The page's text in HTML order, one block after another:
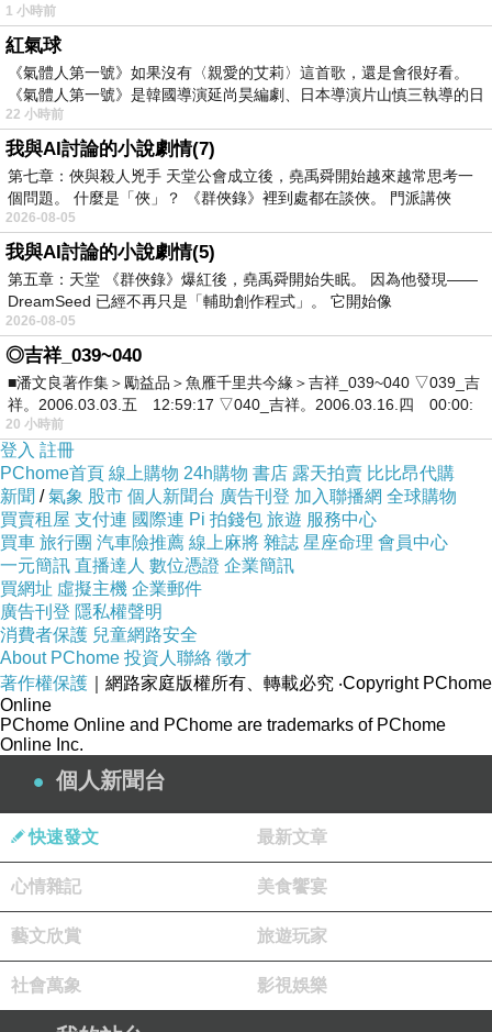
為娘有些意外，還記得去年報完名沒多久這孩兒就加入了
弦樂團，母女整天在練琴不練琴間拉扯，壓根沒時間寫練
習題，考出來的結果當然僅僅差強人意；本以為有了去年
的挫折經歷，今年這位小孩可能自己就不想報名了，沒想
到外星人就是外星人，永遠出乎地球人媽媽的意料之外。
有時想想，或許該慶幸我們家兩個孩子都不懼舞台、不怕
挑戰，對於各種比賽、考試、又或是上台演出，姊妹倆多
半是抱持著積極的態度去參予，這對從小害怕人前台上的
媽媽我而言是極其寶貴的特質，在可以的範圍內，做父母
的我們當然是盡其所能地支持鼓勵她們。
但問題就來了，小三以後的數學愈來愈難，現在108課綱和
我們以前所學完全不一樣，再加上我們家的時間還卡得緊
緊緊，別說要再抽出多餘的時間去補習，就是想自己教也
顯得有些困難......
就在我不知道要不要答應時，偶然間得知了【支點教育 -
一對一線上數學家教】。
上家教！第一個念頭就是：『該不會解三題就要下課了吧
在和猴子拔討論要不要試上時討論了好一陣子，除了我覺
1 小時前
紅氣球
《氣體人第一號》如果沒有〈親愛的艾莉〉這首歌，還是會很好看。
《氣體人第一號》是韓國導演延尚昊編劇、日本導演片山慎三執導的日
22 小時前
我與AI討論的小說劇情(7)
第七章：俠與殺人兇手 天堂公會成立後，堯禹舜開始越來越常思考一
個問題。 什麼是「俠」？ 《群俠錄》裡到處都在談俠。 門派講俠
2026-08-05
我與AI討論的小說劇情(5)
第五章：天堂 《群俠錄》爆紅後，堯禹舜開始失眠。 因為他發現——
DreamSeed 已經不再只是「輔助創作程式」。 它開始像
2026-08-05
◎吉祥_039~040
■潘文良著作集＞勵益品＞魚雁千里共今緣＞吉祥_039~040 ▽039_吉
祥。2006.03.03.五 12:59:17 ▽040_吉祥。2006.03.16.四 00:00:
20 小時前
登入 註冊
PChome首頁 線上購物 24h購物 書店 露天拍賣 比比昂代購
新聞 /氣象 股市 個人新聞台 廣告刊登 加入聯播網 全球購物
買賣租屋 支付連 國際連 Pi 拍錢包 旅遊 服務中心
買車 旅行團 汽車險推薦 線上麻將 雜誌 星座命理 會員中心
一元簡訊 直播達人 數位憑證 企業簡訊
買網址 虛擬主機 企業郵件
廣告刊登 隱私權聲明
消費者保護 兒童網路安全
About PChome 投資人聯絡 徵才
著作權保護 ｜網路家庭版權所有、轉載必究 ‧Copyright PChome
Online
PChome Online and PChome are trademarks of PChome
Online Inc.
個人新聞台
快速發文 最新文章
心情雜記 美食饗宴
藝文欣賞 旅遊玩家
社會萬象 影視娛樂